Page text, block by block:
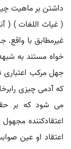
داشتن بر ماهیت
( غیاث اللغات ) (
غیرمطابق با واقع.
خواه مستند به
جهل مرکب اعتباری
که آدمی چیزی
می شود که بر
اعتقادکننده
اعتقاد او عین